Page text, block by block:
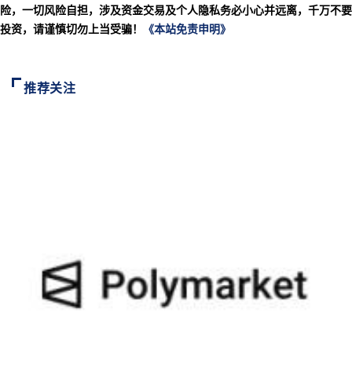
险，一切风险自担，涉及资金交易及个人隐私务必小心并远离，千万不要
投资，请谨慎切勿上当受骗！
《本站免责申明》
推荐关注